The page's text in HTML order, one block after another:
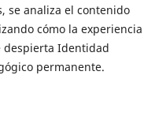
se analiza el contenido
cómo la experiencia
despierta Identidad
permanente.